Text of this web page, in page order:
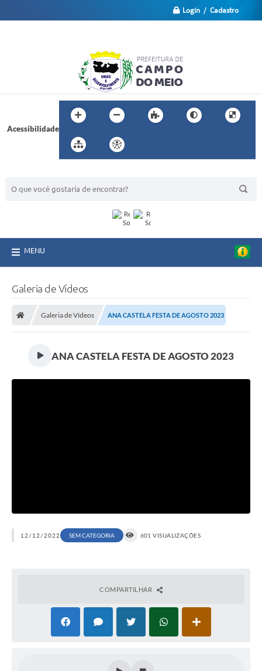
Login / Cadastro
Acessibilidade
MENU
Galeria de Vídeos
Galeria de Vídeos ANA CASTELA FESTA DE AGOSTO 2023
ANA CASTELA FESTA DE AGOSTO 2023
12/12/2022 SEM CATEGORIA 601 VISUALIZAÇÕES
COMPARTILHAR